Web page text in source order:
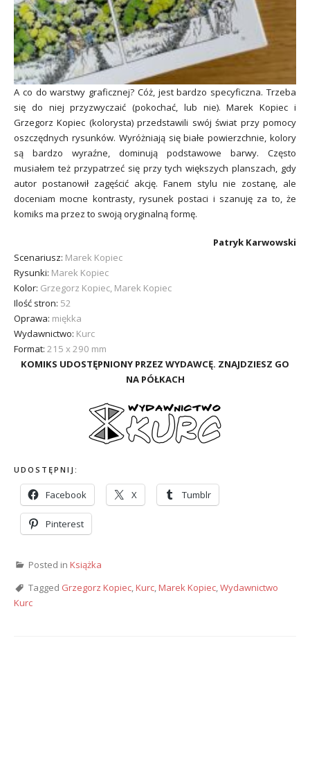
A co do warstwy graficznej? Cóż, jest bardzo specyficzna. Trzeba
się do niej przyzwyczaić (pokochać, lub nie). Marek Kopiec i
Grzegorz Kopiec (kolorysta) przedstawili swój świat przy pomocy
oszczędnych rysunków. Wyróżniają się białe powierzchnie, kolory
są bardzo wyraźne, dominują podstawowe barwy. Często
musiałem też przypatrzeć się przy tych większych planszach, gdy
autor postanowił zagęścić akcję. Fanem stylu nie zostanę, ale
doceniam mocne kontrasty, rysunek postaci i szanuję za to, że
komiks ma przez to swoją oryginalną formę.
Patryk Karwowski
Scenariusz: Marek Kopiec
Rysunki: Marek Kopiec
Kolor: Grzegorz Kopiec, Marek Kopiec
Ilość stron: 52
Oprawa: miękka
Wydawnictwo: Kurc
Format: 215 x 290 mm
KOMIKS UDOSTĘPNIONY PRZEZ WYDAWCĘ. ZNAJDZIESZ GO
NA PÓŁKACH
UDOSTĘPNIJ:
Facebook X Tumblr
Pinterest
Posted in Książka
Tagged Grzegorz Kopiec,Kurc,Marek Kopiec,Wydawnictwo
Kurc